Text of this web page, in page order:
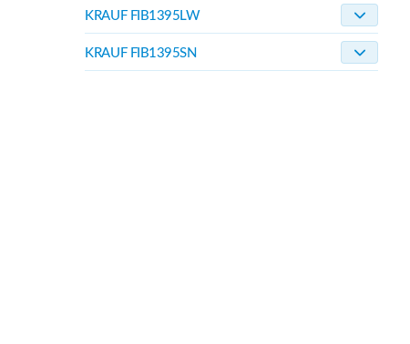
KRAUF FIB1395LW
KRAUF FIB1395SN